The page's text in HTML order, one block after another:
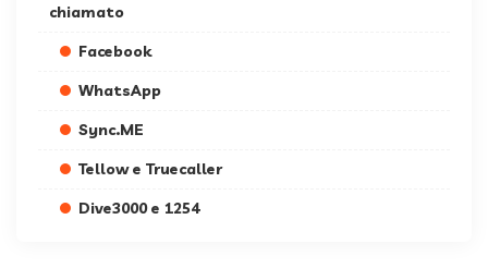
chiamato
Facebook
WhatsApp
Sync.ME
Tellow e Truecaller
Dive3000 e 1254